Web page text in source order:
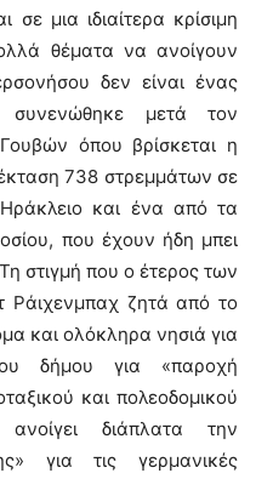
μια ιδιαίτερα κρίσιμη
θέματα να ανοίγουν
δεν είναι ένας
μετά τον
όπου βρίσκεται η
738 στρεμμάτων σε
και ένα από τα
που έχουν ήδη μπει
στιγμή που ο έτερος των
Ράιχενμπαχ ζητά από το
και ολόκληρα νησιά για
δήμου για «παροχή
και πολεοδομικού
διάπλατα την
για τις γερμανικές